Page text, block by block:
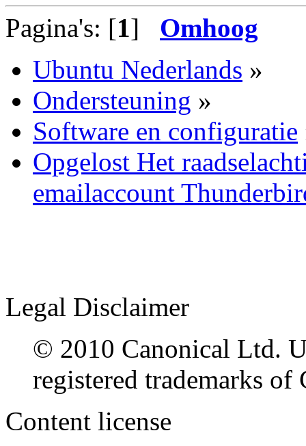
Pagina's: [1] Omhoog
Ubuntu Nederlands »
Ondersteuning »
Software en configuratie
Opgelost Het
emailaccount
Legal Disclaimer
© 2010 Canonical Ltd.
registered trademarks of
Content license